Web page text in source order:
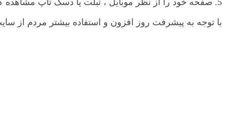
5. صفحه خود را از نظر موبایل ، تبلت یا دسک تاپ مشاهده کنید.
با توجه به پیشرفت روز افزون و استفاده بیشتر مردم از